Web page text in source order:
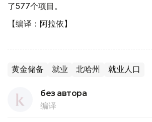
了577个项目。
【编译：阿拉依】
黄金储备 就业 北哈州 就业人口
без автора
编译